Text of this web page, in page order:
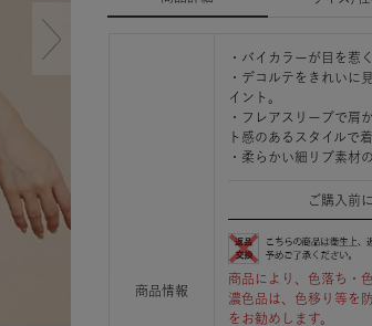
商品情報
・バイカラーが目を惹
・デコルテをきれいに
イント。
・フレアスリーブで肩
ト感のあるスタイルで
・柔らかい細リブ素材
ご購入前
商品により、色落ち・
濃色品は、色移り等を
をお勧めします。